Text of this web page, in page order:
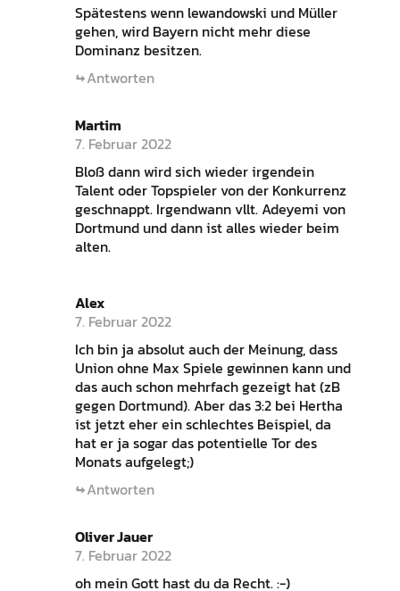
Spätestens wenn lewandowski und Müller
gehen, wird Bayern nicht mehr diese
Dominanz besitzen.
Antworten
Martim
7. Februar 2022
Bloß dann wird sich wieder irgendein
Talent oder Topspieler von der Konkurrenz
geschnappt. Irgendwann vllt. Adeyemi von
Dortmund und dann ist alles wieder beim
alten.
Alex
7. Februar 2022
Ich bin ja absolut auch der Meinung, dass
Union ohne Max Spiele gewinnen kann und
das auch schon mehrfach gezeigt hat (zB
gegen Dortmund). Aber das 3:2 bei Hertha
ist jetzt eher ein schlechtes Beispiel, da
hat er ja sogar das potentielle Tor des
Monats aufgelegt;)
Antworten
Oliver Jauer
7. Februar 2022
oh mein Gott hast du da Recht. :-)